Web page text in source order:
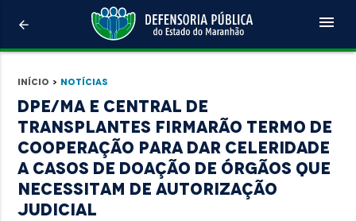
arrow_back menu
Início > Notícias
DPE/MA e Central de
Transplantes firmarão termo de
cooperação para dar celeridade
a casos de doação de órgãos que
necessitam de autorização
judicial